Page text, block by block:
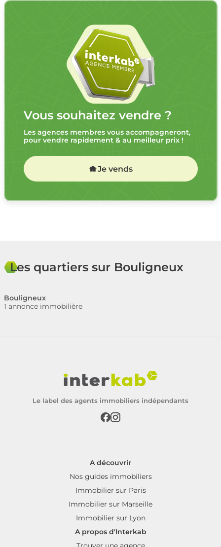
Vous souhaitez vendre ?
Les agences membres vous accompagneront,
pour vendre rapidement & au meilleur prix !
Je vends
Les quartiers sur Bouligneux
Bouligneux
1 annonce immobilière
Le label des agents immobiliers indépendants
A découvrir
Nos guides immobiliers
Immobilier sur Paris
Immobilier sur Marseille
Immobilier sur Lyon
A propos d'Interkab